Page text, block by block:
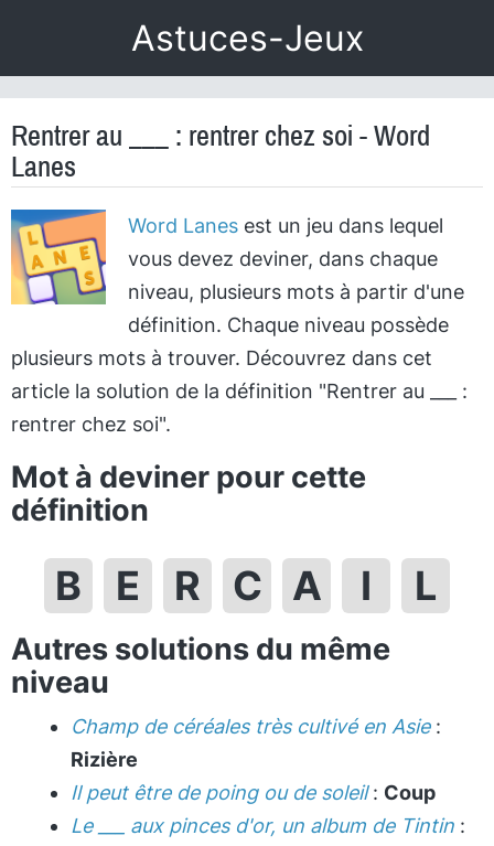
Astuces-Jeux
Rentrer au ___ : rentrer chez soi - Word
Lanes
Word Lanesest un jeu dans lequel
vous devez deviner, dans chaque
niveau, plusieurs mots à partir d'une
définition. Chaque niveau possède
plusieurs mots à trouver. Découvrez dans cet
article la solution de la définition "Rentrer au ___ :
rentrer chez soi".
Mot à deviner pour cette
définition
B E R C A I L
Autres solutions du même
niveau
Champ de céréales très cultivé en Asie:
Rizière
Il peut être de poing ou de soleil: Coup
Le ___ aux pinces d'or, un album de Tintin :